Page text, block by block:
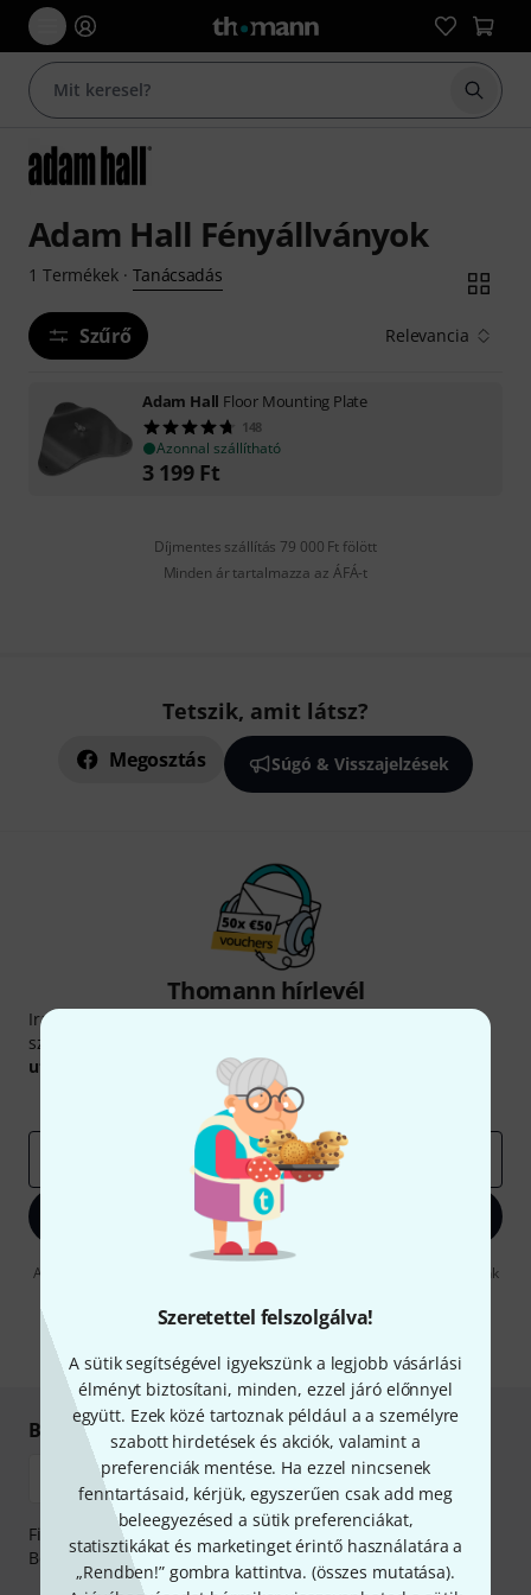
Szeretettel felszolgálva!
A sütik segítségével igyekszünk a legjobb vásárlási
élményt biztosítani, minden, ezzel járó előnnyel
együtt. Ezek közé tartoznak például a a személyre
szabott hirdetések és akciók, valamint a
preferenciák mentése. Ha ezzel nincsenek
fenntartásaid, kérjük, egyszerűen csak add meg
beleegyezésed a sütik preferenciákat,
statisztikákat és marketinget érintő használatára a
„Rendben!” gombra kattintva. (összes mutatása).
Adam Hall Fényállványok
1 Termékek· Tanácsadás
Szűrő Relevancia
Adam Hall Floor Mounting Plate
148
Azonnal szállítható
3 199 Ft
Díjmentes szállítás 79 000 Ft fölött
Minden ár tartalmazza az ÁFÁ-t
Tetszik, amit látsz?
Megosztás Súgó & Visszajelzések
Thomann hírlevél
Iratkozz fel a Thomann angol nyelvű hírlevelére, és kis
szerencsével megnyerheted a
utalvány
Inspiráló gondolatok
Akciók
Bejelentkezés
A "Bejelentkezés" gombra kattintva elfogadja, hogy e-mailben küldjünk
információkat azdata protection guideline-ben talál.
Biztonságos vásárlás és fizetés
Fizessen biztonságosan, titkosítással: Banki átutalás vagy
Betéti- vagy hitelkártya segítségével